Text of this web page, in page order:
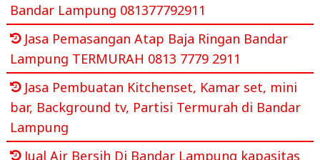
Bandar Lampung 081377792911
Jasa Pemasangan Atap Baja Ringan Bandar
Lampung TERMURAH 0813 7779 2911
Jasa Pembuatan Kitchenset, Kamar set, mini
bar, Background tv, Partisi Termurah di Bandar
Lampung
Jual Air Bersih Di Bandar Lampung kapasitas